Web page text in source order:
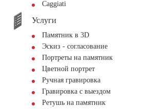
Сaggiati
Услуги
Памятник в 3D
Эскиз - согласование
Портреты на памятник
Цветной портрет
Ручная гравировка
Гравировка с выездом
Ретушь на памятник